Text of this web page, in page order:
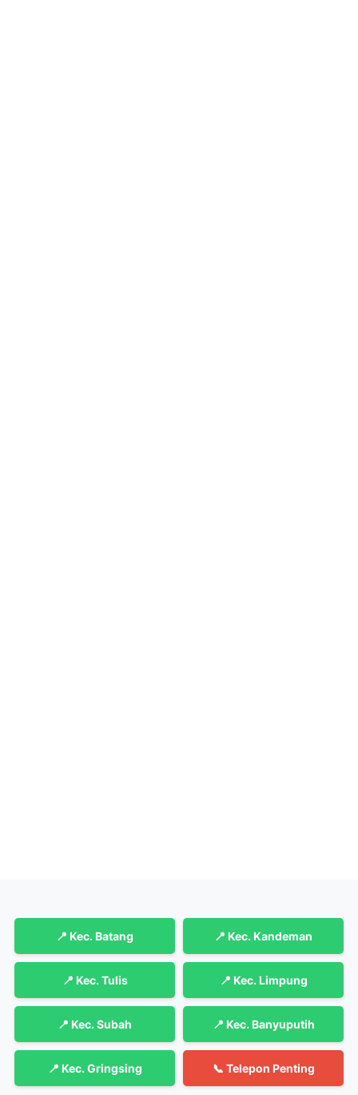
📍 Kec. Batang 📍 Kec. Kandeman
📍 Kec. Tulis 📍 Kec. Limpung
📍 Kec. Subah 📍 Kec. Banyuputih
📍 Kec. Gringsing 📞 Telepon Penting